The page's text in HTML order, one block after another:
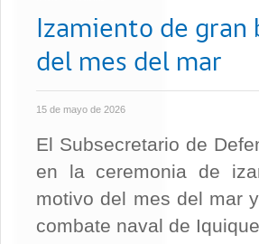
Izamiento de gran
del mes del mar
15 de mayo de 2026
El Subsecretario de
en la ceremonia de
motivo del mes del mar
combate naval de